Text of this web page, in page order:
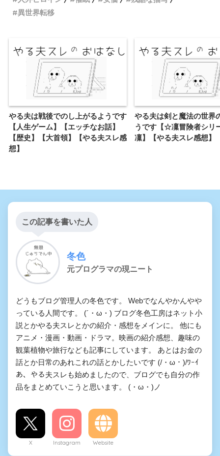
異世界転移
やる夫は戦後でのし上がるようです
【人生ゲーム】【エッチなお話】
【歴史】【大首領】【やる夫スレ感
想】
やる夫は剣と魔法の世界
うです【☆凜冒険者シリ
凜】【やる夫スレ感想】
この記事を書いた人
冬色
元プログラマの現ニート
どうもブログ管理人の冬色です。 Webでなんやかんやや
っている人間です。 (´・ω・) ブログ冬色工房はネット小
説とかやる夫スレとかの紹介・感想をメインに。 他にも
アニメ・漫画・動画・ドラマ。映画の紹介感想、趣味の
観葉植物や旅行なども記事にしています。 あとはお金の
話とか日常のあれこれの話とかしたいです (/・ω・)/ﾜｰｲ
あ、やる夫スレも始めましたので、ブログでも自分の作
品をまとめていこうと思います。 (・ω・)ノ
X Instagram Website